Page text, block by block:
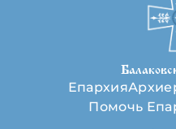
Епархия
Помочь